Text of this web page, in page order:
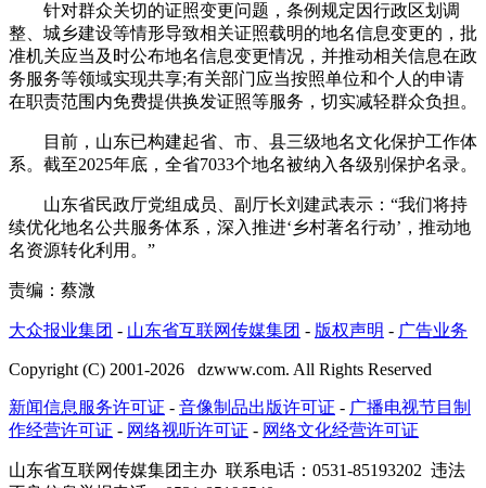
针对群众关切的证照变更问题，条例规定因行政区划调
整、城乡建设等情形导致相关证照载明的地名信息变更的，批
准机关应当及时公布地名信息变更情况，并推动相关信息在政
务服务等领域实现共享;有关部门应当按照单位和个人的申请
在职责范围内免费提供换发证照等服务，切实减轻群众负担。
目前，山东已构建起省、市、县三级地名文化保护工作体
系。截至2025年底，全省7033个地名被纳入各级别保护名录。
山东省民政厅党组成员、副厅长刘建武表示：“我们将持
续优化地名公共服务体系，深入推进‘乡村著名行动’，推动地
名资源转化利用。”
责编：蔡溦
大众报业集团 - 山东省互联网传媒集团 - 版权声明 - 广告业务
Copyright (C) 2001-2026 dzwww.com. All Rights Reserved
新闻信息服务许可证 - 音像制品出版许可证 - 广播电视节目制
作经营许可证 - 网络视听许可证 - 网络文化经营许可证
山东省互联网传媒集团主办 联系电话：0531-85193202 违法